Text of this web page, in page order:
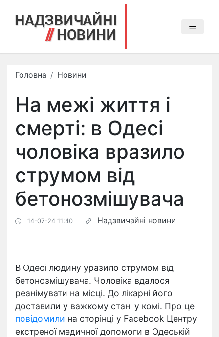
Головна Новини
На межі життя і
смерті: в Одесі
чоловіка вразило
струмом від
бетонозмішувача
14-07-24 11:40 Надзвичайні новини
В Одесі людину уразило струмом від
бетонозмішувача. Чоловіка вдалося
реанімувати на місці. До лікарні його
доставили у важкому стані у комі. Про це
повідомили на сторінці у Facebook Центру
екстреної медичної допомоги в Одеській